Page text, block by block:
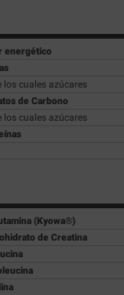
energético
los cuales azúcares
de Carbono
los cuales azúcares
(Kyowa®)
de Creatina